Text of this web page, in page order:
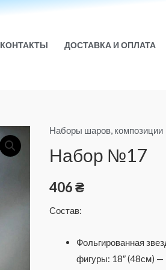
КОНТАКТЫ ДОСТАВКА И ОПЛАТА
Наборы шаров, композиции
Набор №17
406₴
Состав:
Фольгированная
фигуры: 18″ (48см) —
Количество
товара
Набор
№17